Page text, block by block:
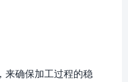
来确保加工过程的稳